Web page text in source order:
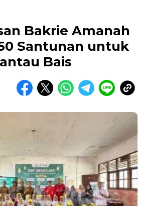
Bakrie Amanah
Santunan untuk
Bais